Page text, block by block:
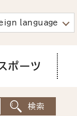
language
ポーツ